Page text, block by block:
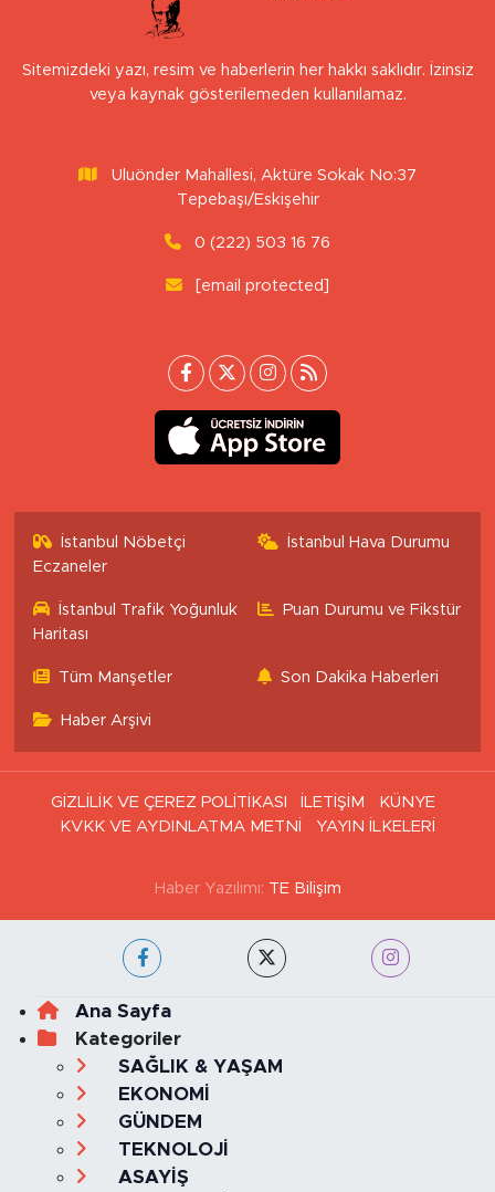
Sitemizdeki yazı, resim ve haberlerin her hakkı saklıdır. İzinsiz
veya kaynak gösterilemeden kullanılamaz.
Uluönder Mahallesi, Aktüre Sokak No:37
Tepebaşı/Eskişehir
0 (222) 503 16 76
[email protected]
İstanbul Nöbetçi
Eczaneler
İstanbul Hava Durumu
İstanbul Trafik Yoğunluk
Haritası
Puan Durumu ve Fikstür
Tüm Manşetler Son Dakika Haberleri
Haber Arşivi
GİZLİLİK VE ÇEREZ POLİTİKASI İLETİŞİM
KÜNYE
KVKK VE AYDINLATMA METNİ
YAYIN İLKELERİ
Haber Yazılımı: TE Bilişim
Ana Sayfa
Kategoriler
SAĞLIK & YAŞAM
EKONOMİ
GÜNDEM
TEKNOLOJİ
ASAYİŞ